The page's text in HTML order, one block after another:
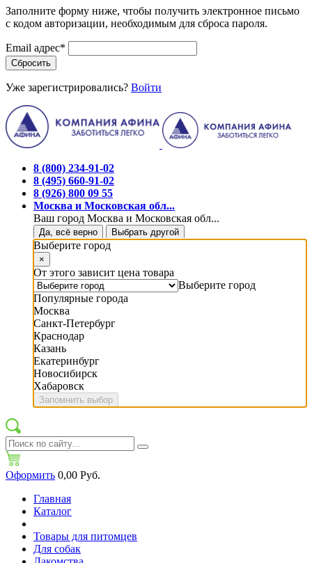
Заполните форму ниже, чтобы получить электронное письмо
с кодом авторизации, необходимым для сброса пароля.
Email адрес*
Сбросить
Уже зарегистрировались? Войти
8 (800) 234-91-02
8 (495) 660-91-02
8 (926) 800 09 55
Москва и Московская обл...
Ваш город Москва и Московская обл...
Да, всё верно Выбрать другой
Выберите город
×
От этого зависит цена товара
Выберите город
Популярные города
Москва
Санкт-Петербург
Краснодар
Казань
Екатеринбург
Новосибирск
Хабаровск
Запомнить выбор
Оформить 0,00 Руб.
Главная
Каталог
Товары для питомцев
Для собак